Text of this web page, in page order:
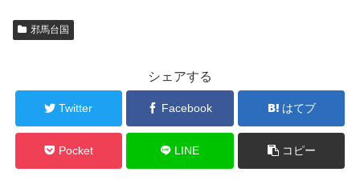
邪馬台国
シェアする
Twitter Facebook はてブ
Pocket LINE コピー